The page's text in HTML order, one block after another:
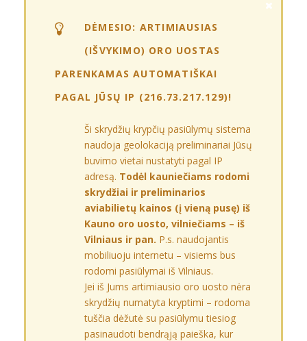
DĖMESIO: ARTIMIAUSIAS
(IŠVYKIMO) ORO UOSTAS
PARENKAMAS AUTOMATIŠKAI
PAGAL JŪSŲ IP (216.73.217.129)!
Ši skrydžių krypčių pasiūlymų sistema
naudoja geolokaciją preliminariai Jūsų
buvimo vietai nustatyti pagal IP
adresą. Todėl kauniečiams rodomi
skrydžiai ir preliminarios
aviabilietų kainos (į vieną pusę) iš
Kauno oro uosto, vilniečiams – iš
Vilniaus ir pan. P.s. naudojantis
mobiliuoju internetu – visiems bus
rodomi pasiūlymai iš Vilniaus.
Jei iš Jums artimiausio oro uosto nėra
skrydžių numatyta kryptimi – rodoma
tuščia dėžutė su pasiūlymu tiesiog
pasinaudoti bendrąją paieška, kur